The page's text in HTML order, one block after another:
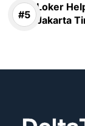
Loker
Jakarta